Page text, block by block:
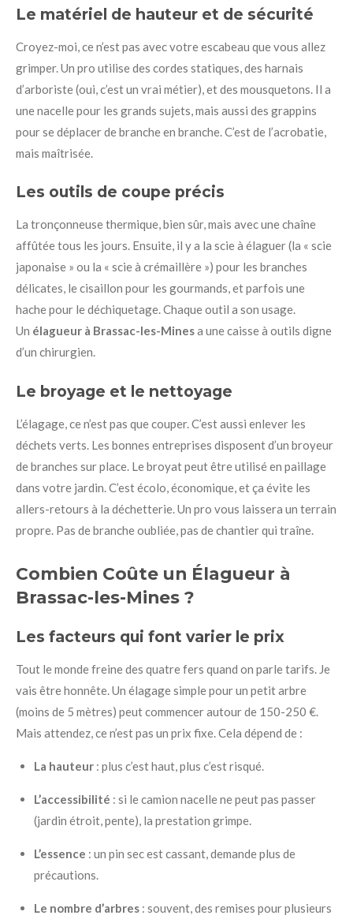
Le matériel de hauteur et de sécurité
Croyez-moi, ce n’est pas avec votre escabeau que vous allez
grimper. Un pro utilise des cordes statiques, des harnais
d’arboriste (oui, c’est un vrai métier), et des mousquetons. Il a
une nacelle pour les grands sujets, mais aussi des grappins
pour se déplacer de branche en branche. C’est de l’acrobatie,
mais maîtrisée.
Les outils de coupe précis
La tronçonneuse thermique, bien sûr, mais avec une chaîne
affûtée tous les jours. Ensuite, il y a la scie à élaguer (la « scie
japonaise » ou la « scie à crémaillère ») pour les branches
délicates, le cisaillon pour les gourmands, et parfois une
hache pour le déchiquetage. Chaque outil a son usage.
Un élagueur à Brassac-les-Minesa une caisse à outils digne
d’un chirurgien.
Le broyage et le nettoyage
L’élagage, ce n’est pas que couper. C’est aussi enlever les
déchets verts. Les bonnes entreprises disposent d’un broyeur
de branches sur place. Le broyat peut être utilisé en paillage
dans votre jardin. C’est écolo, économique, et ça évite les
allers-retours à la déchetterie. Un pro vous laissera un terrain
propre. Pas de branche oubliée, pas de chantier qui traîne.
Combien Coûte un Élagueur à
Brassac-les-Mines ?
Les facteurs qui font varier le prix
Tout le monde freine des quatre fers quand on parle tarifs. Je
vais être honnête. Un élagage simple pour un petit arbre
(moins de 5 mètres) peut commencer autour de 150-250 €.
Mais attendez, ce n’est pas un prix fixe. Cela dépend de :
La hauteur: plus c’est haut, plus c’est risqué.
L’accessibilité : si le camion nacelle ne peut pas passer
(jardin étroit, pente), la prestation grimpe.
L’essence : un pin sec est cassant, demande plus de
précautions.
Le nombre d’arbres: souvent, des remises pour plusieurs